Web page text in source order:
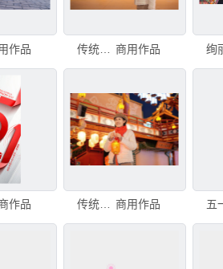
作品 传统节日节庆装饰欢乐氛围 商用作品
作品 传统节日欢乐氛围节庆装饰 商用作品